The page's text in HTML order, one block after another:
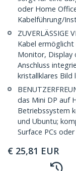
oder Home
Kabelführung/
ZUVERLÄSSIGE
Kabel
Monitor, Display
Anschluss
kristallklares Bild
das Mini DP auf
Betriebssystem
und Ubuntu;
Surface PCs
€ 25,81 EUR